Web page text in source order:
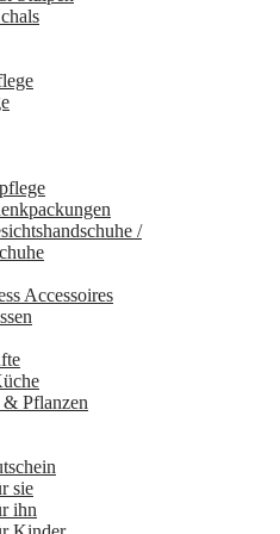
/
Accessoires
Pflanzen
sie
ihn